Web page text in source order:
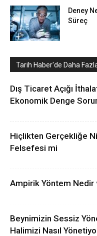
Deney
Süreç
Tarih Haber'de Daha
Dış Ticaret Açığı
Ekonomik Denge
Hiçlikten Gerçekliğe
Felsefesi mi
Ampirik Yöntem Nedir
Beynimizin Sessiz
Halimizi Nasıl